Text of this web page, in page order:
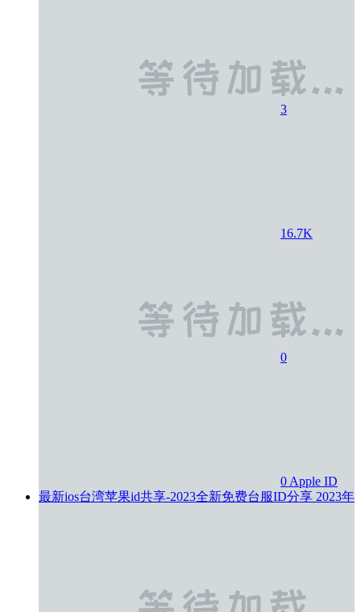
3
16.7K
0
0 Apple ID
最新ios台湾苹果id共享-2023全新免费台服ID分享 2023年